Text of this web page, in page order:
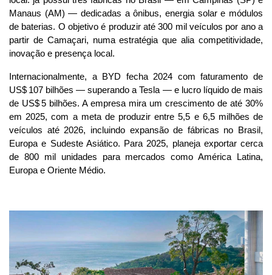
Manaus (AM) — dedicadas a ônibus, energia solar e módulos
de baterias. O objetivo é produzir até 300 mil veículos por ano a
partir de Camaçari, numa estratégia que alia competitividade,
inovação e presença local.
Internacionalmente, a BYD fecha 2024 com faturamento de
US$ 107 bilhões — superando a Tesla — e lucro líquido de mais
de US$ 5 bilhões. A empresa mira um crescimento de até 30%
em 2025, com a meta de produzir entre 5,5 e 6,5 milhões de
veículos até 2026, incluindo expansão de fábricas no Brasil,
Europa e Sudeste Asiático. Para 2025, planeja exportar cerca
de 800 mil unidades para mercados como América Latina,
Europa e Oriente Médio.